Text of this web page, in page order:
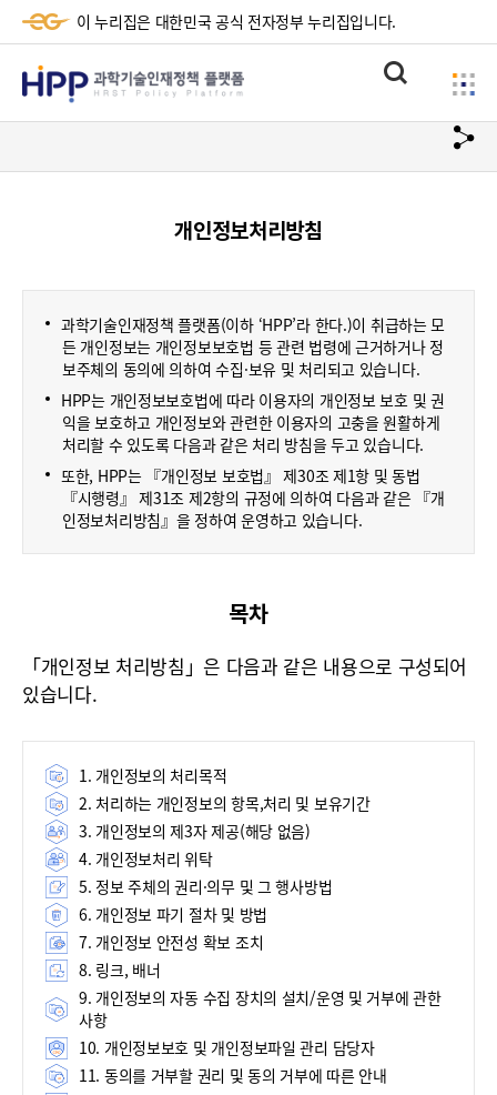
이 누리집은 대한민국 공식 전자정부 누리집입니다.
HPP
과
재
책
랫
HRST
통
합
색
사
이
메
url
복
개인정보처리방침
과학기술인재정책 플랫폼(이하 ‘HPP’라 한다.)이 취급하는 모
든 개인정보는 개인정보보호법 등 관련 법령에 근거하거나 정
보주체의 동의에 의하여 수집·보유 및 처리되고 있습니다.
HPP는 개인정보보호법에 따라 이용자의 개인정보 보호 및 권
익을 보호하고 개인정보와 관련한 이용자의 고충을 원활하게
처리할 수 있도록 다음과 같은 처리 방침을 두고 있습니다.
또한, HPP는 『개인정보 보호법』 제30조 제1항 및 동법
『시행령』 제31조 제2항의 규정에 의하여 다음과 같은 『개
인정보처리방침』을 정하여 운영하고 있습니다.
목차
「개인정보 처리방침」은 다음과 같은 내용으로 구성되어
있습니다.
1. 개인정보의 처리목적
2. 처리하는 개인정보의 항목,처리 및 보유기간
3. 개인정보의 제3자 제공(해당 없음)
4. 개인정보처리 위탁
5. 정보 주체의 권리·의무 및 그 행사방법
6. 개인정보 파기 절차 및 방법
7. 개인정보 안전성 확보 조치
8. 링크, 배너
9. 개인정보의 자동 수집 장치의 설치/운영 및 거부에 관한
사항
10. 개인정보보호 및 개인정보파일 관리 담당자
11. 동의를 거부할 권리 및 동의 거부에 따른 안내